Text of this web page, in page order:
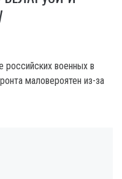
российских военных в
маловероятен из-за